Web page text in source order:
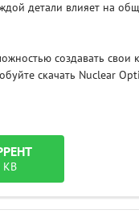
детали влияет на
создавать свои
скачать Nuclear